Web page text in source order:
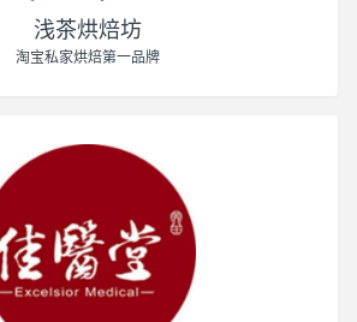
浅茶烘焙坊
淘宝私家烘焙第一品牌